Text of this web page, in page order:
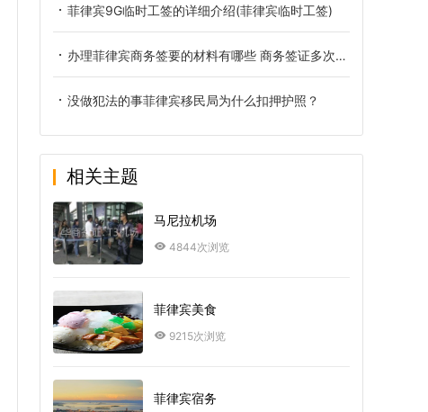
菲律宾9G临时工签的详细介绍(菲律宾临时工签)
办理菲律宾商务签要的材料有哪些 商务签证多次往返菲律宾吗
没做犯法的事菲律宾移民局为什么扣押护照？
相关主题
马尼拉机场
4844次浏览
菲律宾美食
9215次浏览
菲律宾宿务